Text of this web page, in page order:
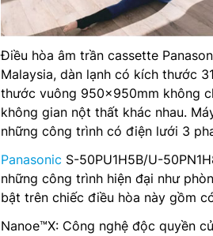
Điều hòa âm trần cassette
Malaysia, dàn lạnh có kích thước
thước vuông 950x950mm không
không gian nột thất khác nhau.
những công trình có điện lưới 3
Panasonic S-50PU1H5B/U-
những công trình hiện đại như
bật trên chiếc điều hòa này gồm
Nanoe™X: Công nghệ độc quyền